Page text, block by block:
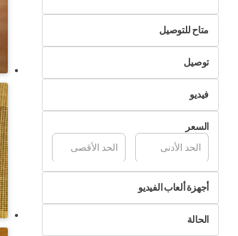
متاح للتوصيل
لا
نعم
توصيل
التسليم الذاتي
تسليم Pik&Dropفيديو
غير متوفر
متوفرالسعر
أجهزة ألعاب الفيديو
مايكروسوفت
بلاي ستيشنالحالة